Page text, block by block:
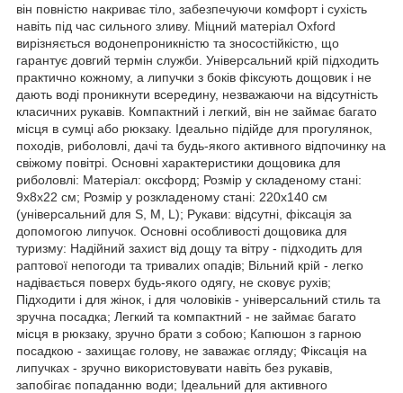
він повністю накриває тіло, забезпечуючи комфорт і сухість
навіть під час сильного зливу. Міцний матеріал Oxford
вирізняється водонепроникністю та зносостійкістю, що
гарантує довгий термін служби. Універсальний крій підходить
практично кожному, а липучки з боків фіксують дощовик і не
дають воді проникнути всередину, незважаючи на відсутність
класичних рукавів. Компактний і легкий, він не займає багато
місця в сумці або рюкзаку. Ідеально підійде для прогулянок,
походів, риболовлі, дачі та будь-якого активного відпочинку на
свіжому повітрі. Основні характеристики дощовика для
риболовлі: Матеріал: оксфорд; Розмір у складеному стані:
9х8х22 см; Розмір у розкладеному стані: 220х140 см
(універсальний для S, M, L); Рукави: відсутні, фіксація за
допомогою липучок. Основні особливості дощовика для
туризму: Надійний захист від дощу та вітру - підходить для
раптової непогоди та тривалих опадів; Вільний крій - легко
надівається поверх будь-якого одягу, не сковує рухів;
Підходити і для жінок, і для чоловіків - універсальний стиль та
зручна посадка; Легкий та компактний - не займає багато
місця в рюкзаку, зручно брати з собою; Капюшон з гарною
посадкою - захищає голову, не заважає огляду; Фіксація на
липучках - зручно використовувати навіть без рукавів,
запобігає попаданню води; Ідеальний для активного